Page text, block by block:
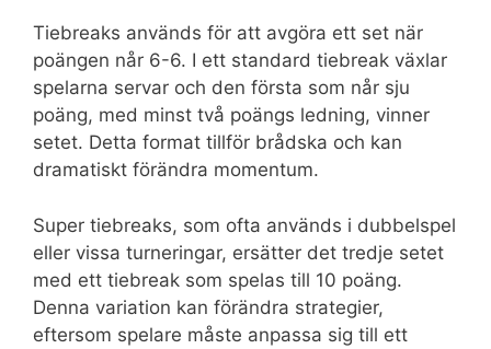
Tiebreaks används för att avgöra ett set när
poängen når 6-6. I ett standard tiebreak växlar
spelarna servar och den första som når sju
poäng, med minst två poängs ledning, vinner
setet. Detta format tillför brådska och kan
dramatiskt förändra momentum.
Super tiebreaks, som ofta används i dubbelspel
eller vissa turneringar, ersätter det tredje setet
med ett tiebreak som spelas till 10 poäng.
Denna variation kan förändra strategier,
eftersom spelare måste anpassa sig till ett